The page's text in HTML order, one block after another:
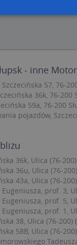
- inne
57, 76-
36k, 76-200
59a, 76-200
pojazdów,
36k, Ulica (76-200)
36u, Ulica (76-200)
43a, Ulica (76-200)
Eugeniusza, prof. 3,
Eugeniusza, prof. 5,
Eugeniusza, prof. 1,
38, Ulica (76-200)
58B, Ulica (76-200)
Nazwa
APPSESSID
kloc
Nazwa
_ga_DEEKR6C5LV
Nazwa
MUID
Nazwa